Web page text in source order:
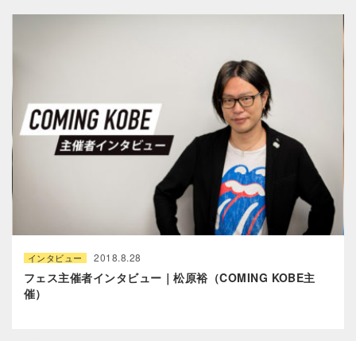
インタビュー 2018.8.28
フェス主催者インタビュー｜松原裕（COMING KOBE主
催）